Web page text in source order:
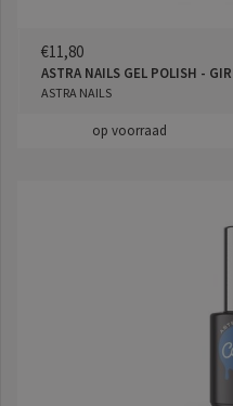
€11,80
ASTRA NAILS GEL POLISH -
ASTRA NAILS
op voorraad